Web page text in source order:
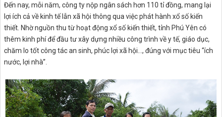
Đến nay, mỗi năm, công ty nộp ngân sách hơn 110 tỉ đồng, mang lại
lợi ích cả về kinh tế lẫn xã hội thông qua việc phát hành xổ số kiến
thiết. Nhờ nguồn thu từ hoạt động xổ số kiến thiết, tỉnh Phú Yên có
thêm kinh phí để đầu tư xây dựng nhiều công trình về y tế, giáo dục,
chăm lo tốt công tác an sinh, phúc lợi xã hội…, đúng với mục tiêu “ích
nước, lợi nhà”.